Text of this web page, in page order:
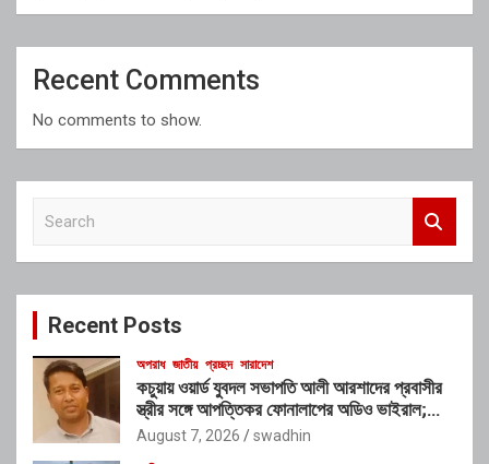
Recent Comments
No comments to show.
c
Recent Posts
অপরাধ জাতীয় প্রচ্ছদ সারাদেশ
কচুয়ায় ওয়ার্ড যুবদল সভাপতি আলী আরশাদের প্রবাসীর
স্ত্রীর সঙ্গে আপত্তিকর ফোনালাপের অডিও ভাইরাল;
শাস্তির দাবি এলাকাবাসীর
August 7, 2026 swadhin